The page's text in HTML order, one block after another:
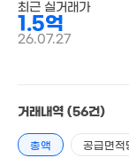
최근 실거래가
1.5억
26.07.27
거래내역 (56건)
총액 공급면적